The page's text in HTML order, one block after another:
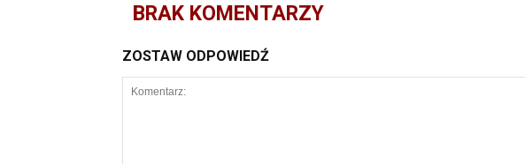
BRAK KOMENTARZY
ZOSTAW ODPOWIEDŹ